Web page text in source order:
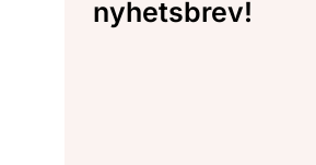
nyhetsbrev!